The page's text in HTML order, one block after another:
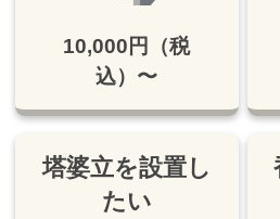
10,000円（税
込）〜
塔婆立を設置し
たい